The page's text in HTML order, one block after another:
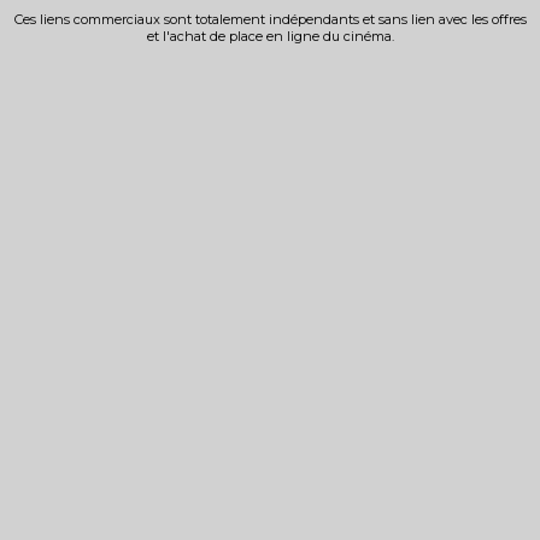
Ces liens commerciaux sont totalement indépendants et sans lien avec les offres
et l'achat de place en ligne du cinéma.